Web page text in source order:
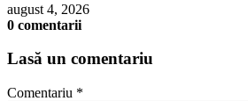
august 4, 2026
0 comentarii
Lasă un comentariu
Comentariu *